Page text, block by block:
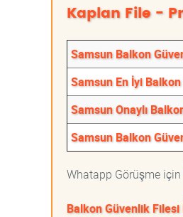
Kaplan File -
Samsun Balkon
Samsun En İyi
Samsun Onaylı
Samsun Balkon
Whatapp Görüşme için
Balkon Güvenlik Filesi